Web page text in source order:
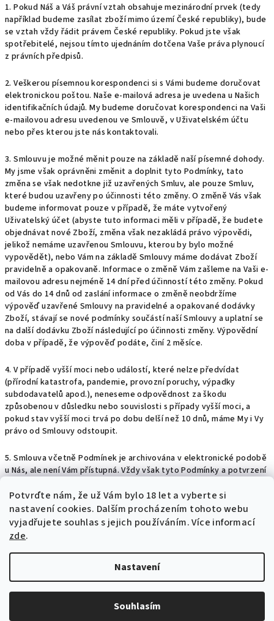
Potvrďte nám​​, že už Vám bylo 18 let a vyberte si
nastavení cookies. Dalším procházením tohoto webu
vyjadřujete souhlas s jejich používáním. Více informací
zde.
Nastavení
Souhlasím
1. Pokud Náš a Váš právní vztah obsahuje mezinárodní prvek (tedy
například budeme zasílat zboží mimo území České republiky), bude
se vztah vždy řádit právem České republiky. Pokud jste však
spotřebitelé, nejsou tímto ujednáním dotčena Vaše práva plynoucí
z právních předpisů.
2. Veškerou písemnou korespondenci si s Vámi budeme doručovat
elektronickou poštou. Naše e-mailová adresa je uvedena u Našich
identifikačních údajů. My budeme doručovat korespondenci na Vaši
e-mailovou adresu uvedenou ve Smlouvě, v Uživatelském účtu
nebo přes kterou jste nás kontaktovali.
3. Smlouvu je možné měnit pouze na základě naší písemné dohody.
My jsme však oprávněni změnit a doplnit tyto Podmínky, tato
změna se však nedotkne již uzavřených Smluv, ale pouze Smluv,
které budou uzavřeny po účinnosti této změny.O změně Vás však
budeme informovat pouze v případě, že máte vytvořený
Uživatelský účet (abyste tuto informaci měli v případě, že budete
objednávat nové Zboží, změna však nezakládá právo výpovědi,
jelikož nemáme uzavřenou Smlouvu, kterou by bylo možné
vypovědět), nebo Vám na základě Smlouvy máme dodávat Zboží
pravidelně a opakovaně. Informace o změně Vám zašleme na Vaši e-
mailovou adresu nejméně 14 dní před účinností této změny. Pokud
od Vás do 14 dnů od zaslání informace o změně neobdržíme
výpověď uzavřené Smlouvy na pravidelné a opakované dodávky
Zboží, stávají se nové podmínky součástí naší Smlouvy a uplatní se
na další dodávku Zboží následující po účinnosti změny. Výpovědní
doba v případě, že výpověď podáte, činí 2 měsíce.
4. V případě vyšší moci nebo událostí, které nelze předvídat
(přírodní katastrofa, pandemie, provozní poruchy, výpadky
subdodavatelů apod.), neneseme odpovědnost za škodu
způsobenou v důsledku nebo souvislosti s případy vyšší moci, a
pokud stav vyšší moci trvá po dobu delší než 10 dnů, máme My i Vy
právo od Smlouvy odstoupit.
5. Smlouva včetně Podmínek je archivována v elektronické podobě
u Nás, ale není Vám přístupná. Vždy však tyto Podmínky a potvrzení
tedy mít vždy přístup ke Smlouvě i bez Naší součinnosti.
Doporučujeme vždy potvrzení Objednávky a Podmínky uložit.
Tyto Podmínky nabývají účinnosti